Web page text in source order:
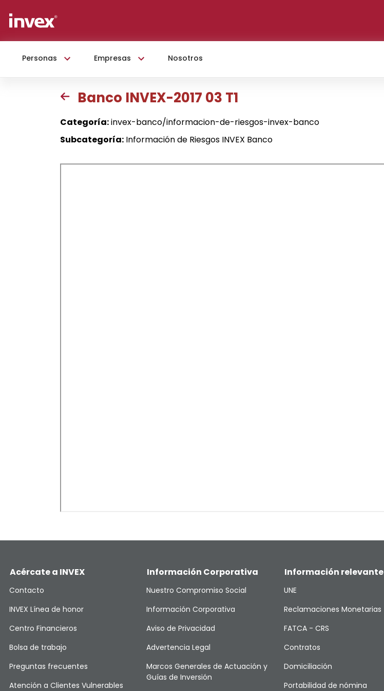
Personas Empresas Nosotros
Banco INVEX-2017 03 T1
Categoría:invex-banco/informacion-de-riesgos-invex-banco
Subcategoría: Información de Riesgos INVEX Banco
Acércate a INVEX
Contacto
INVEX Línea de honor
Centro Financieros
Bolsa de trabajo
Preguntas frecuentes
Atención a Clientes Vulnerables
Información Corporativa
Nuestro Compromiso Social
Información Corporativa
Aviso de Privacidad
Advertencia Legal
Marcos Generales de Actuación y
Guías de Inversión
Información relevante
UNE
Reclamaciones Monetarias
FATCA - CRS
Contratos
Domiciliación
Portabilidad de nómina